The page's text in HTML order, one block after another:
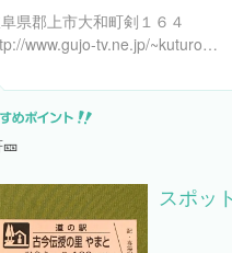
県郡上市大和町剣１６４
http://www.gujo-tv.ne.jp/~kuturogi/
スポッ